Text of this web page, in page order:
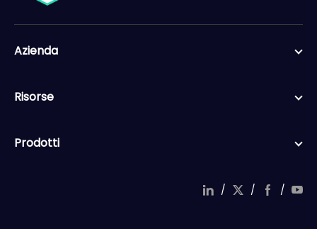
Azienda
Risorse
Prodotti
/ / /